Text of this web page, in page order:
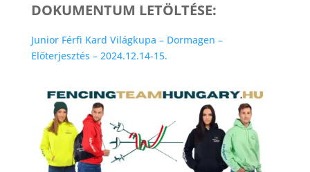
DOKUMENTUM LETÖLTÉSE:
Junior Férfi Kard Világkupa – Dormagen –
Előterjesztés – 2024.12.14-15.